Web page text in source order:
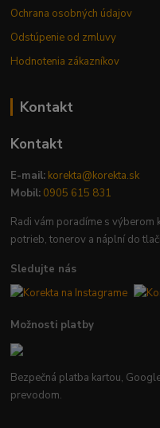
Ochrana osobných údajov
Odstúpenie od zmluvy
Hodnotenia zákazníkov
Kontakt
Kontakt
E-mail: korekta@korekta.sk
Mobil: 0905 615 831
Radi vám poradíme s výberom
potrieb, tonerov a náplní do
Sledujte nás
Možnosti platby
Bezpečná platba kartou,
prevodom.